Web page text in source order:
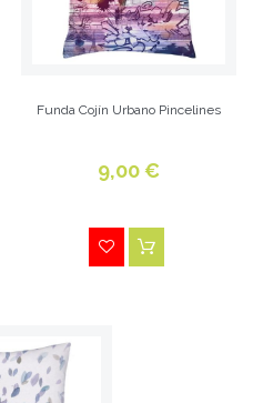
Funda Cojín Urbano Pincelines
9,00 €